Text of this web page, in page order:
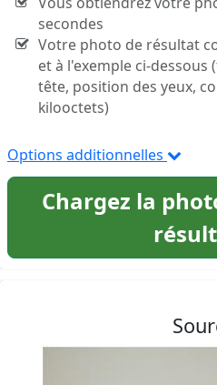
secondes
Votre photo de résultat
et à l'exemple ci-dessous
tête, position des yeux,
kilooctets)
Options additionnelles
Chargez la